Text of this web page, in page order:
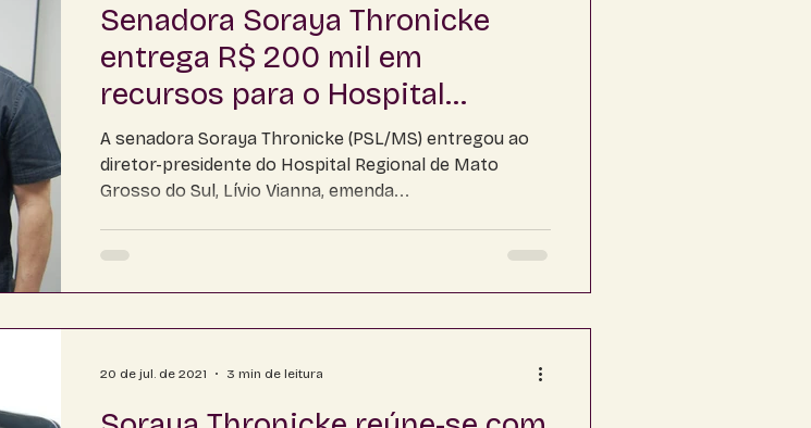
Senadora Soraya Thronicke
entrega R$ 200 mil em
recursos para o Hospital
Regional de MS
A senadora Soraya Thronicke (PSL/MS) entregou ao
diretor-presidente do Hospital Regional de Mato
Grosso do Sul, Lívio Vianna, emenda...
20 de jul. de 2021 3 min de leitura